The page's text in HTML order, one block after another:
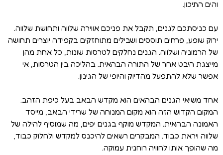
והים התיכון.
עם כניסתכם לגנים, תקבל את פניכם אווירה שלווה ותחושת שלווה.
ירוק שופע, פרחים תוססים ושבילים מתוחזקים בקפידה יוצרים תחושה
של הרמוניה ושלווה. הגנים נחלקים לטרסות שונות, כל אחת מהן
מייצגת היבט אחר של התורה הבהאית. בהליכה בין הטרסות, אי
אפשר שלא להתפעל מהדיוק והיופי של הגינון.
אחד משיאי הגנים הבהאים הוא מקדש הבאב בעל כיפת הזהב.
המקום הקדוש הזה הוא מקום המנוחה של שרידי הבאב, מייסד
האמונה הבהאית. המקדש מוקף בגנים יפים, מה שמוסיף להילה של
שלווה ויראת כבוד. המבקרים רשאים להיכנס למקדש ולחלוק כבוד,
מה שהופך אותו לחוויה רוחנית עמוקה.